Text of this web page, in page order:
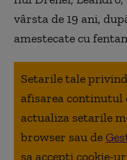
vârsta de 19 ani,
amestecate cu
Setarile tale
afisarea continutul
actualiza setarile
browser sau de
sa accepti cookie-